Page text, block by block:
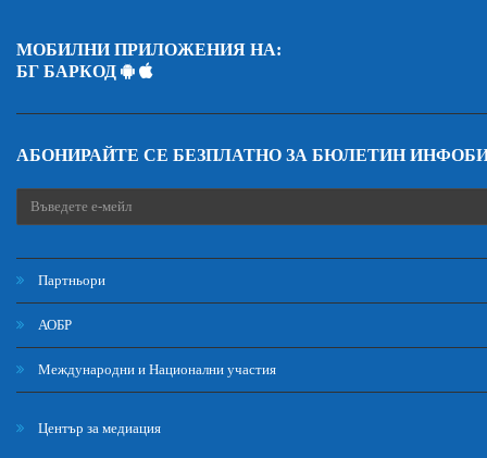
МОБИЛНИ ПРИЛОЖЕНИЯ НА:
БГ БАРКОД
АБОНИРАЙТЕ СЕ БЕЗПЛАТНО ЗА БЮЛЕТИН
Партньори
АОБР
Международни и Национални участия
Център за медиация